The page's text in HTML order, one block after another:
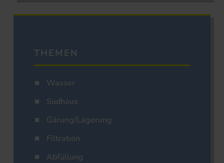
THEMEN
Wasser
Sudhaus
Gärung/Lagerung
Filtration
Abfüllung